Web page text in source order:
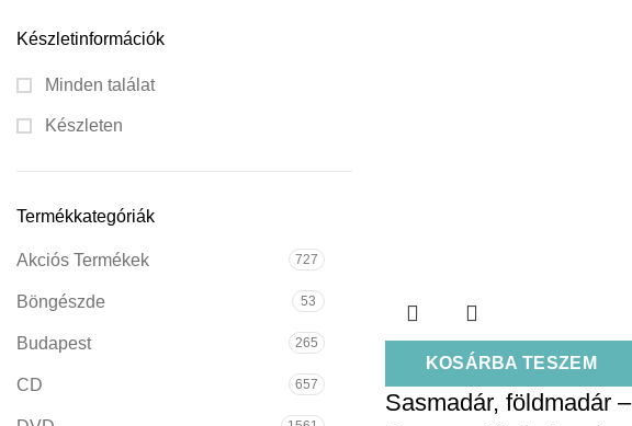
Készletinformációk
Minden találat
Készleten
Termékkategóriák
Akciós Termékek 727
Böngészde 53
Budapest 265
CD 657
KOSÁRBA TESZEM
Sasmadár, földmadár –